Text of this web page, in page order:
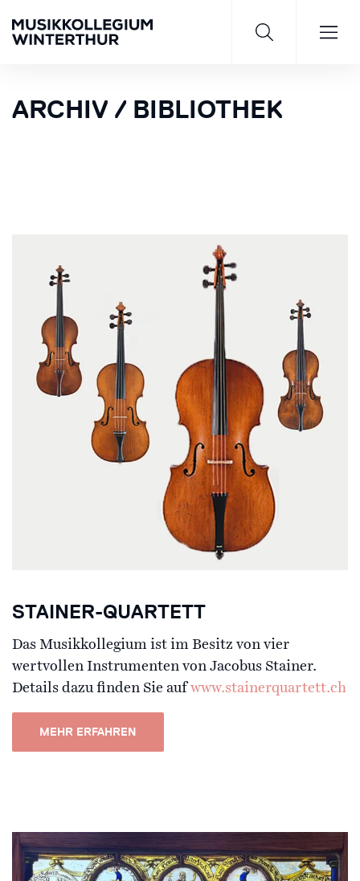
ARCHIV / BIBLIOTHEK
STAINER-QUARTETT
Das Musikkollegium ist im Besitz von vier
wertvollen Instrumenten von Jacobus Stainer.
Details dazu finden Sie aufwww.stainerquartett.ch
MEHR ERFAHREN